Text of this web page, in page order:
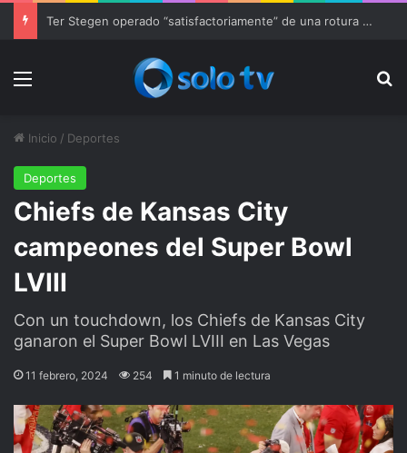
Menu
Inicio / Deportes
Deportes
Chiefs de Kansas City
campeones del Super Bowl
LVIII
Con un touchdown, los Chiefs de Kansas City
ganaron el Super Bowl LVIII en Las Vegas
11 febrero, 2024 254 1 minuto de lectura